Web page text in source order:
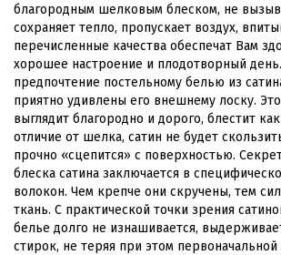
благородным шелковым блеском, не
сохраняет тепло, пропускает воздух,
перечисленные качества обеспечат Вам
хорошее настроение и плодотворный
предпочтение постельному белью из
приятно удивлены его внешнему лоску.
выглядит благородно и дорого, блестит
отличие от шелка, сатин не будет
прочно «сцепится» с поверхностью.
блеска сатина заключается в
волокон. Чем крепче они скручены, тем
ткань. С практической точки зрения
белье долго не изнашивается,
стирок, не теряя при этом